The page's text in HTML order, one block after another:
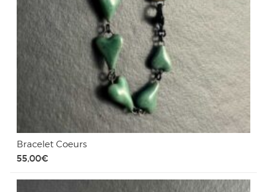
Bracelet Coeurs
55,00€